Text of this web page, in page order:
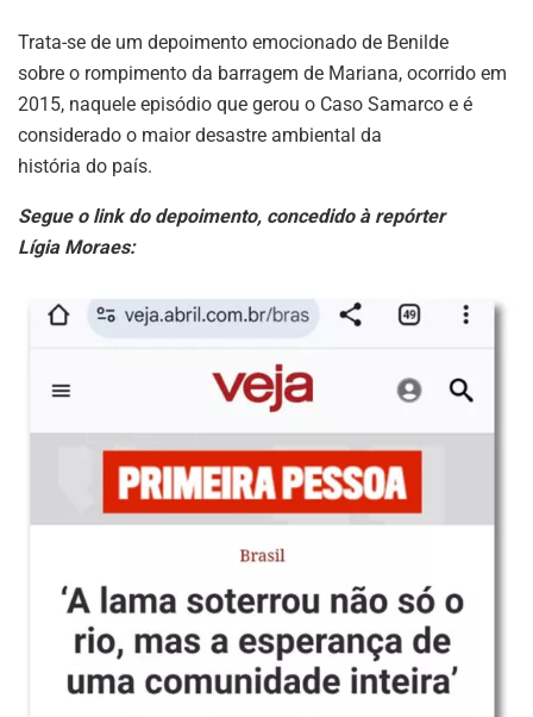
Trata-se de um depoimento emocionado de Benilde
sobre o rompimento da barragem de Mariana, ocorrido em
2015, naquele episódio que gerou o Caso Samarco e é
considerado o maior desastre ambiental da
história do país.
Segue o link do depoimento, concedido à repórter
Lígia Moraes: